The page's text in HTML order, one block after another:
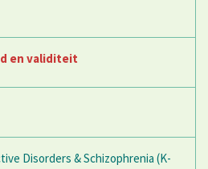
en validiteit
Disorders & Schizophrenia (K-